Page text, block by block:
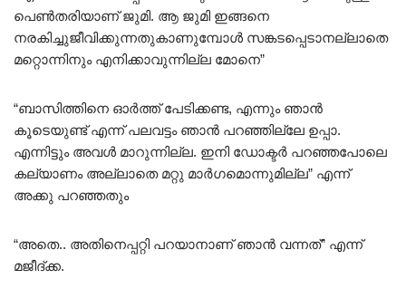
പെൺതരിയാണ് ജുമി. ആ ജുമി ഇങ്ങനെ
നരകിച്ചുജീവിക്കുന്നതുകാണുമ്പോൾ സങ്കടപ്പെടാനല്ലാതെ
മറ്റൊന്നിനും എനിക്കാവുന്നില്ല മോനെ”
“ബാസിത്തിനെ ഓർത്ത് പേടിക്കണ്ട, എന്നും ഞാൻ
കൂടെയുണ്ട് എന്ന് പലവട്ടം ഞാൻ പറഞ്ഞില്ലേ ഉപ്പാ.
എന്നിട്ടും അവൾ മാറുന്നില്ല. ഇനി ഡോക്ടർ പറഞ്ഞപോലെ
കല്യാണം അല്ലാതെ മറ്റു മാർഗമൊന്നുമില്ല” എന്ന്
അക്കു പറഞ്ഞതും
“അതെ.. അതിനെപ്പറ്റി പറയാനാണ് ഞാൻ വന്നത്” എന്ന്
മജീദ്ക്ക.